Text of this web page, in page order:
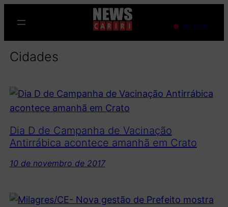
para
o
conteúdo
Ao Vivo
Cidades
Dia D de Campanha de Vacinação
Antirrábica acontece amanhã em Crato
10 de novembro de 2017